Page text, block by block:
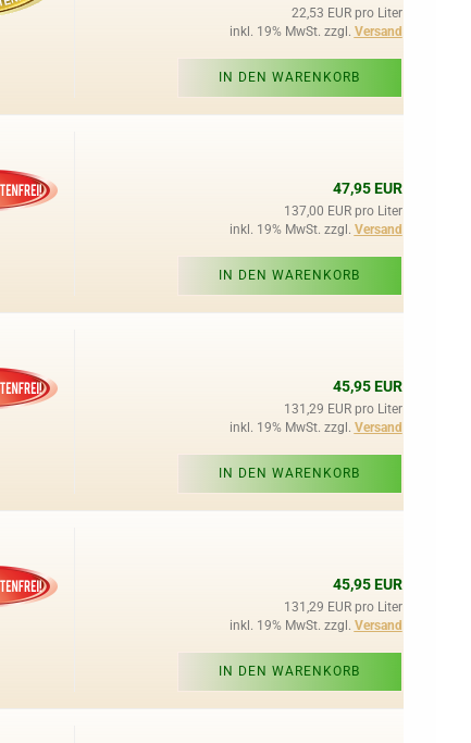
22,53 EUR pro Liter
inkl. 19% MwSt. zzgl. Versand
IN DEN WARENKORB
47,95 EUR
137,00 EUR pro Liter
inkl. 19% MwSt. zzgl. Versand
IN DEN WARENKORB
45,95 EUR
131,29 EUR pro Liter
inkl. 19% MwSt. zzgl. Versand
IN DEN WARENKORB
45,95 EUR
131,29 EUR pro Liter
inkl. 19% MwSt. zzgl. Versand
IN DEN WARENKORB